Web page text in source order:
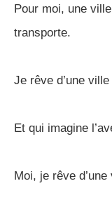
Pour moi, une
transporte.
Je rêve d’une
Et qui imagine
Moi, je rêve